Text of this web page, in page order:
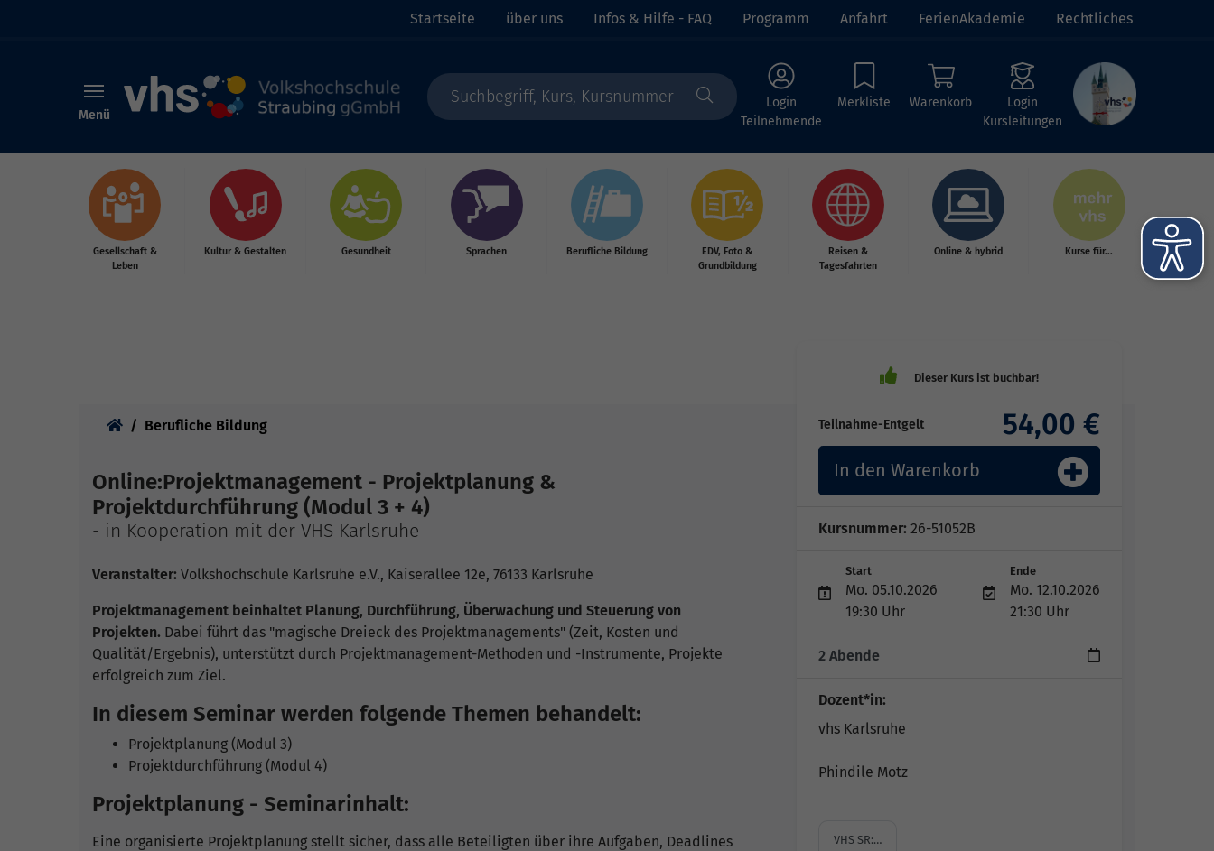
Startseite über uns Infos & Hilfe - FAQ Programm Anfahrt FerienAkademie Rechtliches
Menü
Login
Teilnehmende
Merkliste Warenkorb
Login
Kursleitungen
Gesellschaft &
Leben
Kultur & Gestalten Gesundheit Sprachen Berufliche Bildung
EDV, Foto &
Grundbildung
Reisen &
Tagesfahrten
Online & hybrid Kurse für...
Berufliche Bildung
Online:Projektmanagement - Projektplanung &
Projektdurchführung (Modul 3 + 4)
- in Kooperation mit der VHS Karlsruhe
Veranstalter: Volkshochschule Karlsruhe e.V., Kaiserallee 12e, 76133 Karlsruhe
Projektmanagement beinhaltet Planung, Durchführung, Überwachung und Steuerung von
Projekten. Dabei führt das "magische Dreieck des Projektmanagements" (Zeit, Kosten und
Qualität/Ergebnis), unterstützt durch Projektmanagement-Methoden und -Instrumente, Projekte
erfolgreich zum Ziel.
In diesem Seminar werden folgende Themen behandelt:
Projektplanung (Modul 3)
Projektdurchführung (Modul 4)
Projektplanung - Seminarinhalt:
Eine organisierte Projektplanung stellt sicher, dass alle Beteiligten über ihre Aufgaben, Deadlines
Teilnahme-Entgelt 54,00 €
In den Warenkorb
Kursnummer: 26-51052B
Start
Mo. 05.10.2026
19:30 Uhr
Ende
Mo. 12.10.2026
21:30 Uhr
2 Abende
Dozent*in:
vhs Karlsruhe
Phindile Motz
VHS SR:…